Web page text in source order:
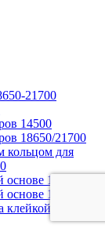
21700
14500
18650/21700
для
1*18650
1*21700
основе